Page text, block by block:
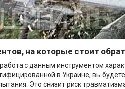
на которые стоит
с данным инструментом
в Украине, вы
Это снизит риск